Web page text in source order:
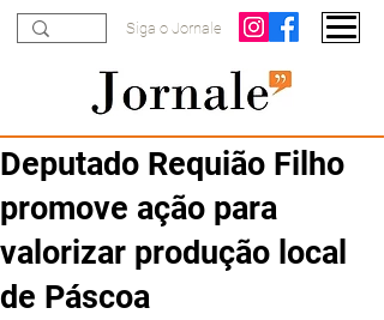
Siga o Jornale
Deputado Requião Filho
promove ação para
valorizar produção local
de Páscoa